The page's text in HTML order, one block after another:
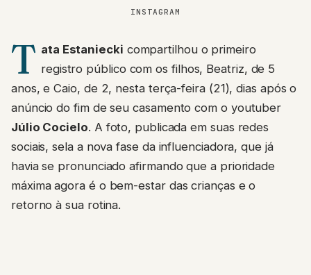
INSTAGRAM
T ata Estaniecki compartilhou o primeiro
registro público com os filhos, Beatriz, de 5
anos, e Caio, de 2, nesta terça-feira (21), dias após o
anúncio do fim de seu casamento com o youtuber
Júlio Cocielo. A foto, publicada em suas redes
sociais, sela a nova fase da influenciadora, que já
havia se pronunciado afirmando que a prioridade
máxima agora é o bem-estar das crianças e o
retorno à sua rotina.